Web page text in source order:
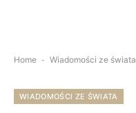
Home - Wiadomości ze świata
WIADOMOŚCI ZE ŚWIATA